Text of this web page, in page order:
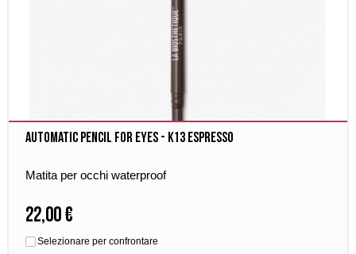
Automatic Pencil for Eyes - K13 Espresso
Matita per occhi waterproof
22,00 €
Selezionare per confrontare